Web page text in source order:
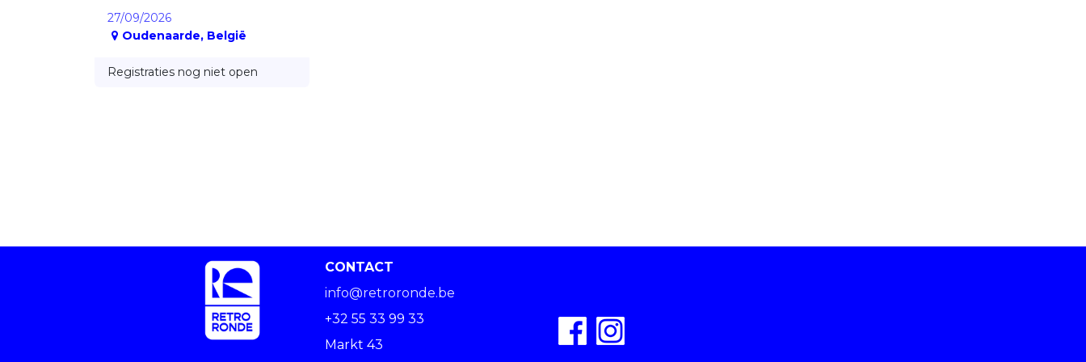
27/09/2026
Oudenaarde, België
Registraties nog niet open
CONTACT
info@retroronde.be
+32 55 33 99 33
Markt 43